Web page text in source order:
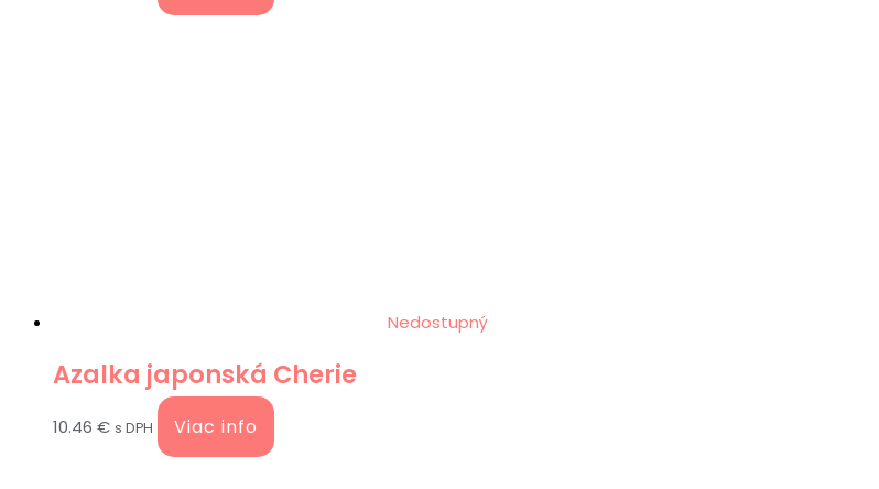
Nedostupný
Azalka japonská Cherie
10.46 € s DPH Viac info